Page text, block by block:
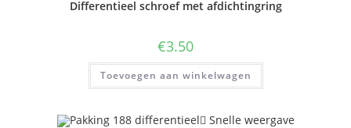
Differentieel schroef met afdichtingring
€3.50
Toevoegen aan winkelwagen
Snelle weergave